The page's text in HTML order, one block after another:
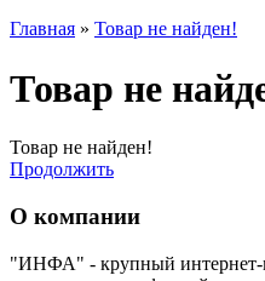
Главная » Товар не найден!
Товар не
Товар не найден!
Продолжить
О компании
"ИНФА" - крупный интернет-